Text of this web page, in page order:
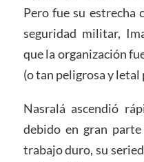
Pero fue su estrecha
seguridad militar,
que la organización
(o tan peligrosa y letal
Nasralá ascendió
debido en gran
trabajo duro, su